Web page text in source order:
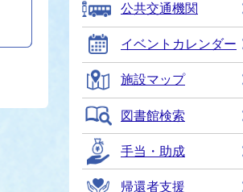
公共交通機関
イベントカレンダー
施設マップ
図書館検索
手当・助成
帰還者支援